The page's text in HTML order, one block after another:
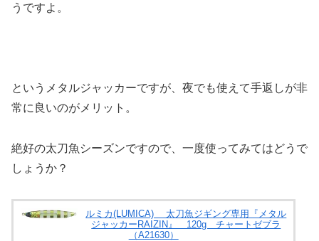
うですよ。
というメタルジャッカーですが、夜でも使えて手返しが非
常に良いのがメリット。
絶好の太刀魚シーズンですので、一度使ってみてはどうで
しょうか？
ルミカ(LUMICA) 太刀魚ジギング専用『メタル
ジャッカーRAIZIN』 120g チャートゼブラ
（A21630）